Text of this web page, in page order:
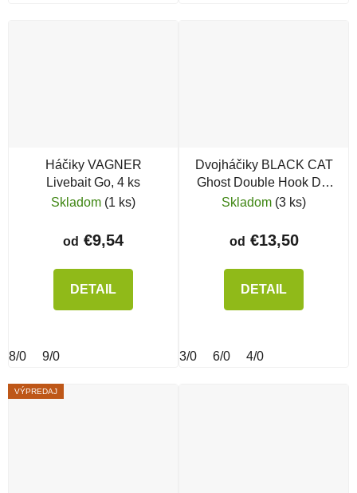
Háčiky VAGNER
Livebait Go, 4 ks
Skladom (1 ks)
od €9,54
DETAIL
8/0 9/0
Dvojháčiky BLACK CAT
Ghost Double Hook DG
Coating
Skladom (3 ks)
od €13,50
DETAIL
3/0 6/0 4/0
VÝPREDAJ